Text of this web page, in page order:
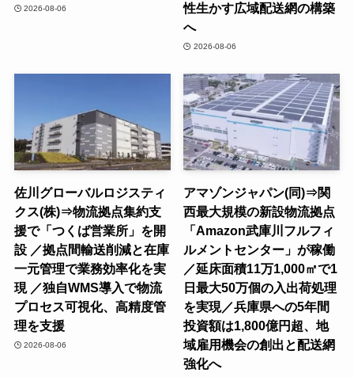
2026-08-06
性生かす広域配送網の構築
へ
2026-08-06
佐川グローバルロジスティ
クス(株)⇒物流拠点集約支
援で「つくば営業所」を開
設 ／拠点間輸送削減と在庫
一元管理で業務効率化を実
現 ／独自WMS導入で物流
プロセス可視化、高精度管
理を支援
2026-08-06
アマゾンジャパン(同)⇒関
西最大規模の新設物流拠点
「Amazon武庫川フルフィ
ルメントセンター」が稼働
／延床面積11万1,000㎡で1
日最大50万個の入出荷処理
を実現／兵庫県への5年間
投資額は1,800億円超、地
域雇用機会の創出と配送網
強化へ